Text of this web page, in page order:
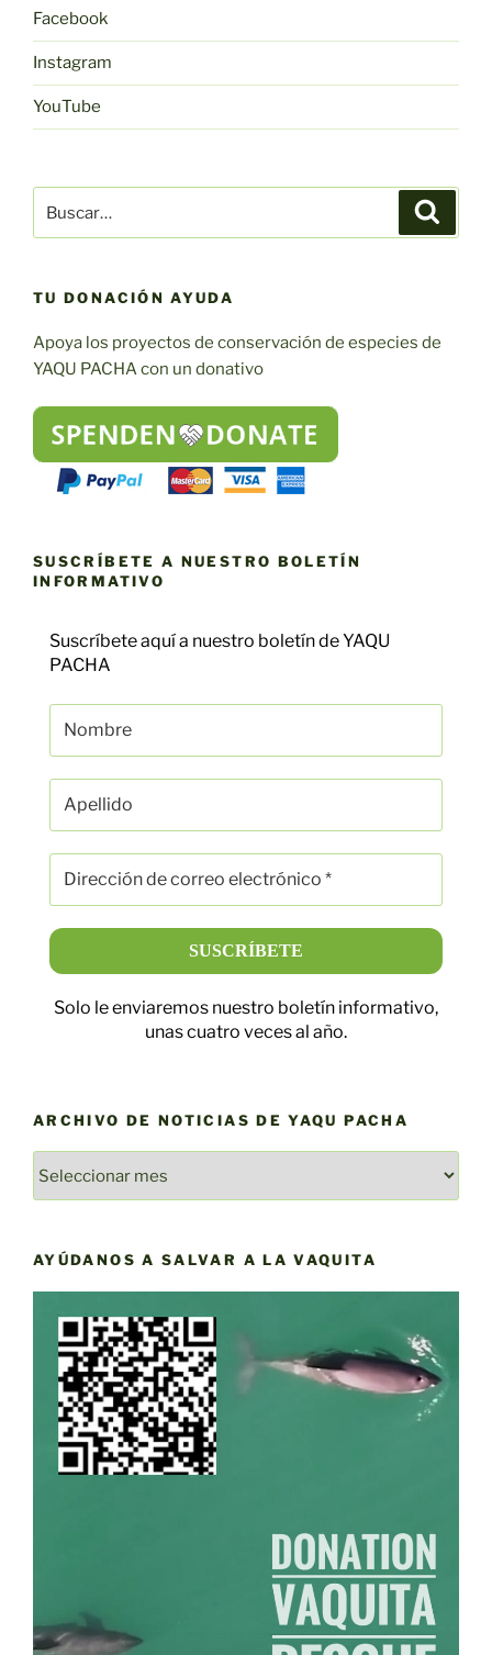
Facebook
Instagram
YouTube
TU DONACIÓN AYUDA
Apoya los proyectos de conservación de especies de
YAQU PACHA con un donativo
SUSCRÍBETE A NUESTRO BOLETÍN
INFORMATIVO
Suscríbete aquí a nuestro boletín de YAQU
PACHA
Solo le enviaremos nuestro boletín informativo,
unas cuatro veces al año.
ARCHIVO DE NOTICIAS DE YAQU PACHA
DE
YAQU
PACHA
AYÚDANOS A SALVAR A LA VAQUITA